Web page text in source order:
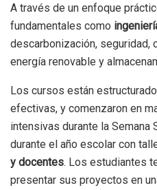
A través de un enfoque
fundamentales como
descarbonización, seguridad,
energía renovable y
Los cursos están
efectivas, y comenzaron en
intensivas durante la Semana
durante el año escolar con
y docentes. Los estudiantes
presentar sus proyectos en